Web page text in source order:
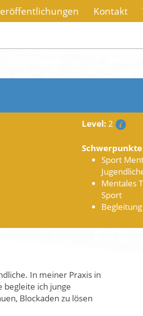
Kontakt
Level: 2
Schwerpunkte
Sport
Mentales
Sport
In meiner Praxis in
begleite ich junge
Blockaden zu lösen